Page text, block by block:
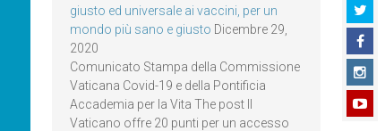
giusto ed universale ai vaccini, per un
mondo più sano e giusto Dicembre 29,
2020
Comunicato Stampa della Commissione
Vaticana Covid-19 e della Pontificia
Accademia per la Vita The post Il
Vaticano offre 20 punti per un accesso